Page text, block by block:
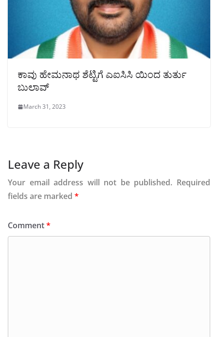
ಕಾವು ಹೇಮನಾಥ ಶೆಟ್ಟಿಗೆ ಎಐಸಿಸಿ ಯಿಂದ ತುರ್ತು
ಬುಲಾವ್
March 31, 2023
Leave a Reply
Your email address will not be published. Required
fields are marked *
Comment*